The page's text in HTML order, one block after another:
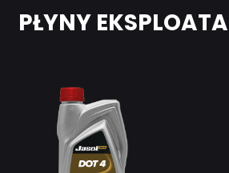
PŁYNY